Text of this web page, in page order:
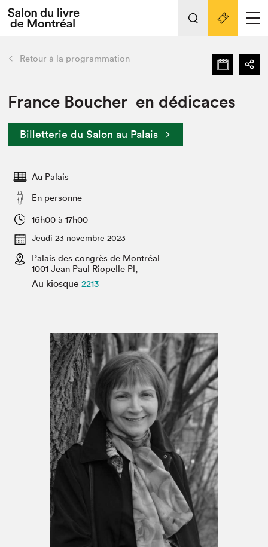
Espace exposant⋅e⋅s
Espace enseignant·e·s
Espace médias
L'événement
Préparer sa visite au Salon
Actualités
SLM PRO
retour Nos activités
Préparer sa visite
Salon dans la ville et en ligne
Projets partenaires
Liens pratiques
Retour à la programmation
France Boucher en dédicaces
Billetterie du Salon au Palais
Au Palais
En personne
16h00 à 17h00
Jeudi 23 novembre 2023
Palais des congrès de Montréal
1001 Jean Paul Riopelle Pl,
Au kiosque 2213